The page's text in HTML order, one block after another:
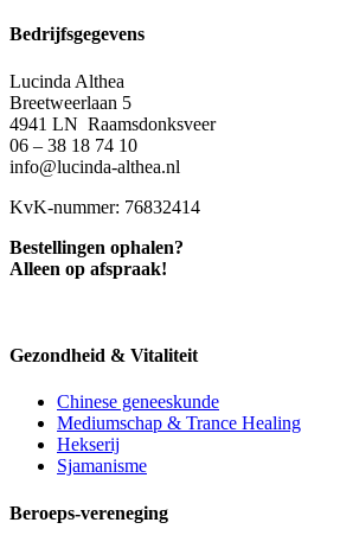
Bedrijfsgegevens
Lucinda Althea
Breetweerlaan 5
4941 LN Raamsdonksveer
06 – 38 18 74 10
info@lucinda-althea.nl
KvK-nummer: 76832414
Bestellingen ophalen?
Alleen op afspraak!
Gezondheid & Vitaliteit
Chinese geneeskunde
Mediumschap & Trance Healing
Hekserij
Sjamanisme
Beroeps-vereneging